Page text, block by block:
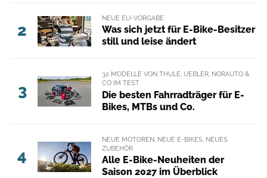
2
NEUE EU-VORGABE
Was sich jetzt für E-Bike-Besitzer
still und leise ändert
3
32 MODELLE VON THULE, UEBLER, NORAUTO &
CO IM TEST
Die besten Fahrradträger für E-
Bikes, MTBs und Co.
4
NEUE MOTOREN, NEUE E-BIKES, NEUES
ZUBEHÖR
Alle E-Bike-Neuheiten der
Saison 2027 im Überblick